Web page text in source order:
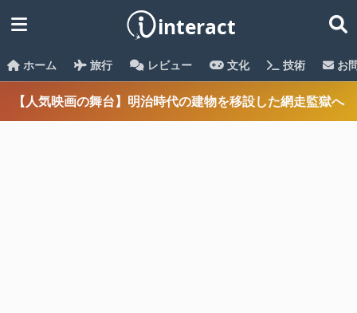
ホーム 旅行 レビュー 文化 技術 お
【人気映画の舞台】明治時代の建物を移設した網走監獄へ